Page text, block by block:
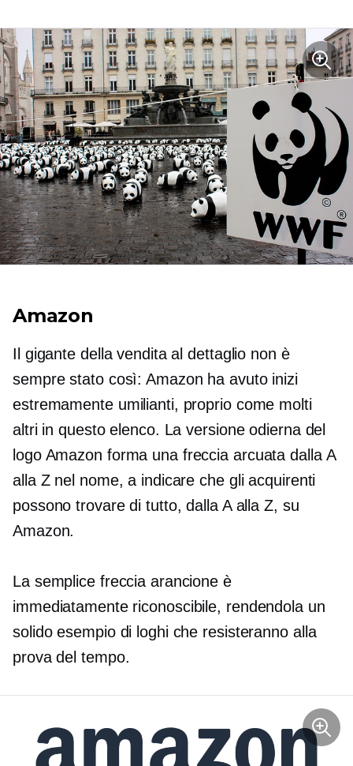
Amazon
Il gigante della vendita al dettaglio non è
sempre stato così: Amazon ha avuto inizi
estremamente umilianti, proprio come molti
altri in questo elenco. La versione odierna del
logo Amazon forma una freccia arcuata dalla A
alla Z nel nome, a indicare che gli acquirenti
possono trovare di tutto, dalla A alla Z, su
Amazon.
La semplice freccia arancione è
immediatamente riconoscibile, rendendola un
solido esempio di loghi che resisteranno alla
prova del tempo.